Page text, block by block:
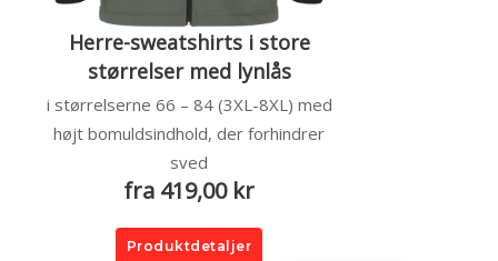
Herre-sweatshirts i store
størrelser med lynlås
i størrelserne 66 – 84 (3XL-8XL) med
højt bomuldsindhold, der forhindrer
sved
fra 419,00 kr
Produktdetaljer